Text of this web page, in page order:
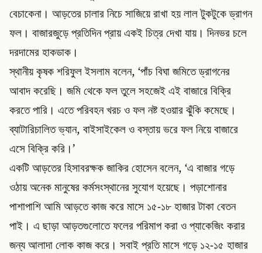
বেচাকেনা। আড়তের চালার নিচে সাজিয়ে রাখা হয় লাল টুকটুকে ড্রাগন
ফল। বাজারজুড়ে প্রতিদিন প্রায় একই চিত্র দেখা যায়। দিনভর চলে
দরদামের হাকডাক।
স্থানীয় কৃষক শরিফুল ইসলাম বলেন, ‘পাঁচ বিঘা জমিতে ড্রাগনের
আবাদ করেছি। জমি থেকে ফল তুলে সহজেই এই বাজারে বিক্রি
করতে পারি। এতে পরিবহন খরচ ও ফল নষ্ট হওয়ার ঝুঁকি কমেছে।
ব্যাটারিচালিত ভ্যান, বাইসাইকেল ও বস্তায় ভরে ফল নিয়ে বাজারে
এসে বিক্রি করি।’
একটি আড়তের হিসাবরক্ষক জাকির হোসেন বলেন, ‘এ বাজার গড়ে
ওঠায় অনেক মানুষের কর্মসংস্থানের সুযোগ হয়েছে। পড়াশোনার
পাশাপাশি আমি আড়তে কাজ করে মাসে ১৫-১৮ হাজার টাকা বেতন
পাই। এ ছাড়া আড়তগুলোতে ফলের পরিমাপ করা ও প্যাকেজিং করার
জন্য আলাদা লোক কাজ করে। সবাই প্রতি মাসে গড়ে ১২-১৫ হাজার